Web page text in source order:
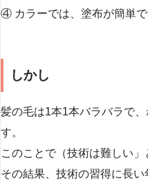
④ カラーでは、塗布が簡単で
しかし
髪の毛は1本1本バラバラで
す。
このことで（技術は難しい」
その結果、技術の習得に長い